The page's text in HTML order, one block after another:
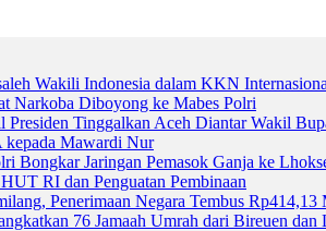
Wakili Indonesia dalam KKN
Narkoba Diboyong ke Mabes Polri
Tinggalkan Aceh Diantar Wakil
Mawardi Nur
Bongkar Jaringan Pemasok Ganja ke
RI dan Penguatan Pembinaan
Penerimaan Negara Tembus Rp414,13
76 Jamaah Umrah dari Bireuen dan